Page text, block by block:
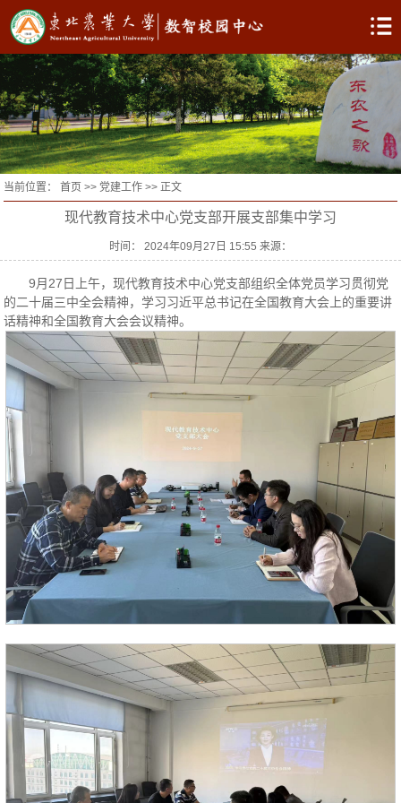
当前位置：首页 >> 党建工作 >> 正文
现代教育技术中心党支部开展支部集中学习
时间： 2024年09月27日 15:55 来源：
9月27日上午，现代教育技术中心党支部组织全体党员学习贯彻党
的二十届三中全会精神，学习习近平总书记在全国教育大会上的重要讲
话精神和全国教育大会会议精神。